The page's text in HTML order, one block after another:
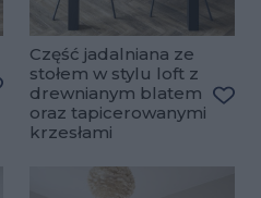
Dodaj do ulubionych
Część jadalniana ze
stołem w stylu loft z
drewnianym blatem
oraz tapicerowanymi
krzesłami